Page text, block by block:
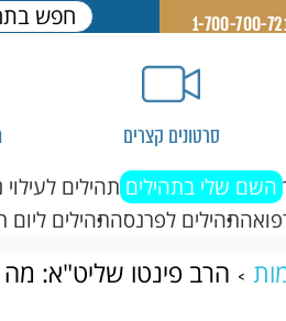
סרטונים קצרים
השם שלי בתהילים תהילים
תהילים לפרנסהתהילים ליום
הרב פינטו שליט"א: